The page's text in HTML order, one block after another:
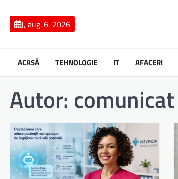
contentJ, aug. 6, 2026
ACASĂ TEHNOLOGIE IT AFACERI
Autor: comunicat